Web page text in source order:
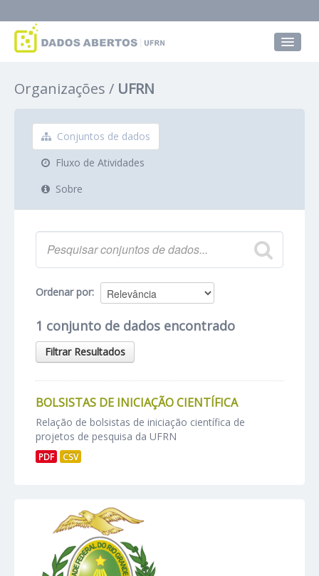
Grupos
Sobre
Organizações UFRN
Conjuntos de dados
Fluxo de Atividades
Sobre
Ordenar por
1 conjunto de dados encontrado
Filtrar Resultados
BOLSISTAS DE INICIAÇÃO CIENTÍFICA
Relação de bolsistas de iniciação científica de
projetos de pesquisa da UFRN
PDF CSV